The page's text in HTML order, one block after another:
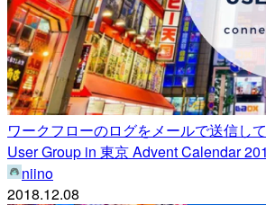
ワークフローのログをメールで送信し
User Group in 東京 Advent Calendar
niino
2018.12.08